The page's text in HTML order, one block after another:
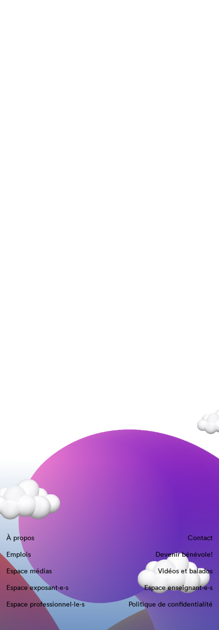
À propos
Contact
Emplois
Devenir bénévole!
Espace médias
Vidéos et balados
Espace exposant·e⋅s
Espace enseignant·e⋅s
Espace professionnel·le⋅s
Politique de confidentialité